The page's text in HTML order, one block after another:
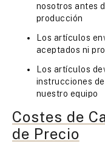
nosotros antes
producción
Los artículos
aceptados ni
Los artículos
instrucciones
nuestro equipo
Costes de
de Precio